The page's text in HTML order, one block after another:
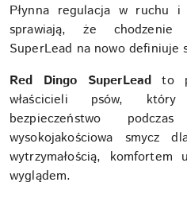
Płynna regulacja w ruchu
sprawiają, że
SuperLead na nowo definiuje
Red Dingo SuperLead to
właścicieli psów,
bezpieczeństwo
wysokojakościowa smycz
wytrzymałością, komfortem
wyglądem.